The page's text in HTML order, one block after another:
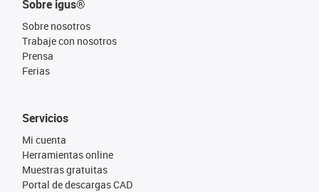
Sobre igus®
Sobre nosotros
Trabaje con nosotros
Prensa
Ferias
Servicios
Mi cuenta
Herramientas online
Muestras gratuitas
Portal de descargas CAD